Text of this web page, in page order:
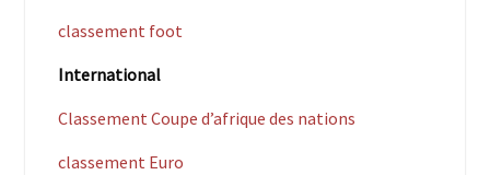
classement foot
International
Classement Coupe d’afrique des nations
classement Euro